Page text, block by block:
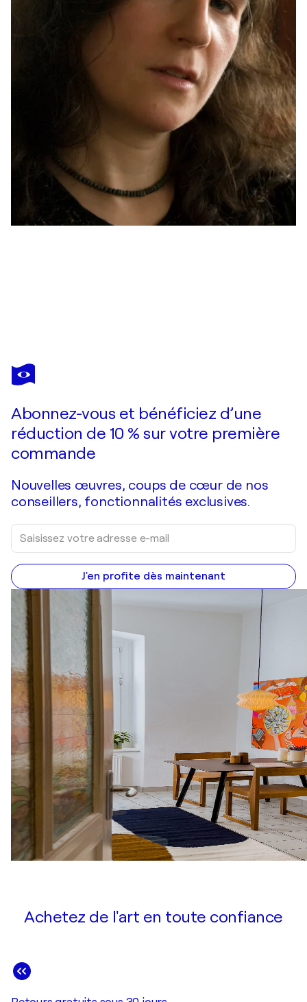
KATHARINA KRETSCHMER
Achilles II, Urheberrecht Katharina Kretschmer
Abonnez-vous et bénéficiez d’une
réduction de 10 % sur votre première
commande
Nouvelles œuvres, coups de cœur de nos
conseillers, fonctionnalités exclusives.
J'en profite dès maintenant
Achetez de l'art en toute confiance